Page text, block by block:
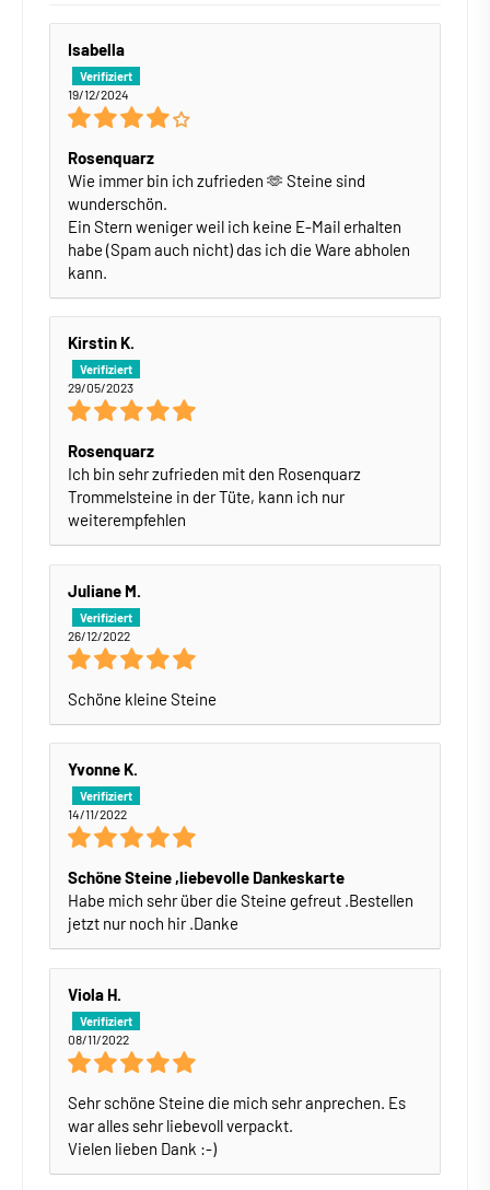
Isabella
19/12/2024
Rosenquarz
Wie immer bin ich zufrieden 🫶 Steine sind
wunderschön.
Ein Stern weniger weil ich keine E-Mail erhalten
habe (Spam auch nicht) das ich die Ware abholen
kann.
Kirstin K.
29/05/2023
Rosenquarz
Ich bin sehr zufrieden mit den Rosenquarz
Trommelsteine in der Tüte, kann ich nur
weiterempfehlen
Juliane M.
26/12/2022
Schöne kleine Steine
Yvonne K.
14/11/2022
Schöne Steine ,liebevolle Dankeskarte
Habe mich sehr über die Steine gefreut .Bestellen
jetzt nur noch hir .Danke
Viola H.
08/11/2022
Sehr schöne Steine die mich sehr anprechen. Es
war alles sehr liebevoll verpackt.
Vielen lieben Dank :-)